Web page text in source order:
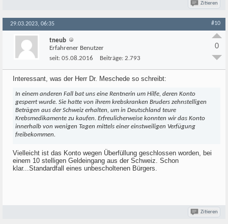
Zitieren
29.03.2023, 06:35 #10
tneub
Erfahrener Benutzer
seit: 05.08.2016 Beiträge: 2.793
0
Interessant, was der Herr Dr. Meschede so schreibt:
In einem anderen Fall bat uns eine Rentnerin um Hilfe, deren Konto
gesperrt wurde. Sie hatte von ihrem krebskranken Bruders zehnstelligen
Beträgen aus der Schweiz erhalten, um in Deutschland teure
Krebsmedikamente zu kaufen. Erfreulicherweise konnten wir das Konto
innerhalb von wenigen Tagen mittels einer einstweiligen Verfügung
freibekommen.
Vielleicht ist das Konto wegen Überfüllung geschlossen worden, bei
einem 10 stelligen Geldeingang aus der Schweiz. Schon
klar...Standardfall eines unbescholtenen Bürgers.
Zitieren